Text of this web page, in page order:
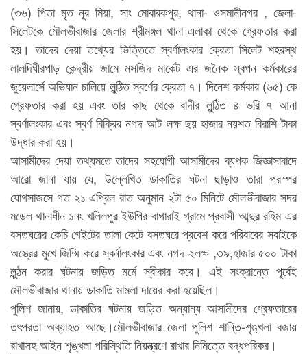
(৩৬) পিতা মৃত নূর মিয়া, সাং মোবারকপুর, থানা- ওসমানীনগর , জেলা-
সিলেটকে মৌলভীবাজার জেলার শ্রীমঙ্গল থানা এলাকা থেকে গ্রেফতার করা
হয়। তাদের দেয়া তথ্যের ভিত্তিতে স্বর্ণালংকার ক্রেতা সিলেট শহরস্থ
লালদিঘীরপাড় কেন্দ্রীয় জামে মসজিদ মার্কেট এর জনৈক স্বপন কর্মকারের
জুয়েলার্সে অভিযান চালিয়ে লুন্ঠিত স্বর্ণের ক্রেতা ৭। দিনেশ কর্মকার (৬৫) কে
গ্রেফতার করা হয় এবং তার কাছ থেকে বাদীর লুন্ঠিত ৪ ভরি ৭ আনা
স্বর্ণালংকার এবং স্বর্ণ বিক্রির নগদ আট লক্ষ ছয় হাজার নয়শত বিরাশি টাকা
উদ্ধার করা হয়।
আসামীদের দেয়া তথ্যমতে তাদের সহযোগী আসামীদের ব্যপক জিজ্ঞাসাবাদে
আরো জানা যায় যে, উল্লেখিত ডাকাতির ঘটনা ছাড়াও তারা পরস্পর
যোগসাজসে গত ২১ এপ্রিল রাত অনুমান ২টা ৫০ মিনিটে মৌলভীবাজার সদর
মডেল থানাধীন ১নং খলিলপুর ইউপির বাগারাই গ্রামে প্রবাসী আব্দুর রহিম এর
বসতঘরের কেচি গেইটের তালা কেটে বসতঘরে প্রবেশ করে পরিবারের সবাইকে
অস্ত্রের মুখে জিম্মি করে স্বর্নালংকার এবং নগদ ২লক্ষ ,৩৯,হাজার ৫০০ টাকা
লুন্ঠন করার ঘটনায় জড়িত মর্মে স্বীকার করে। এই সংক্রান্তে পূর্বেই
মৌলভীবাজার থানায় ডাকাতি মামলা দায়ের করা হয়েছিল।
পুলিশ জানায়, ডাকাতির ঘটনায় জড়িত অন্যান্য আসামীদের গ্রেফতারের
তৎপরতা অব্যাহত আছে।মৌলভীবাজার জেলা পুলিশ শান্তি-শৃঙ্খলা বজায়
রাখাসহ আইন শৃঙ্খলা পরিস্থিতি নিয়ন্ত্রণে রাখার নিমিত্তে বদ্ধপরিকর।